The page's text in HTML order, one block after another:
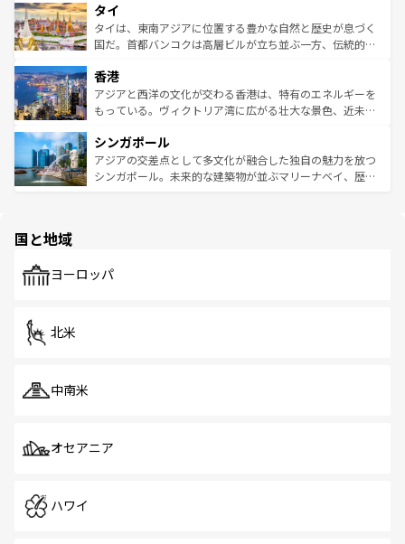
リティに包まれながら、韓国の多彩な魅力を心ゆくまで味
わってみてほしい。 なお、新着の韓国情報はコンテンツ一
覧を参照してほしい。
急速な発展と共に伝統が息づく。ハノイの古い町並みやホ
ーチミン市のフランス統治時代の建物も、独特の雰囲気を
醸し出している。また、バラエティの豊かさとおいしさで
とつ。フォーやバインミー、ベトナムコーヒーなどは、ぜ
ひ現地で味わいたい。どの地域を訪れてもあたたかい人々
が旅行者を迎えてくれるので、きっと忘れられない旅にな
参照してほしい。
タイ
タイは、東南アジアに位置する豊かな自然と歴史が息づく
国だ。首都バンコクは高層ビルが立ち並ぶ一方、伝統的な
の活気が交差している。北部ではチェンマイなどの山岳地
帯で自然と触れ合い、南部ではプーケットやクラビの美し
いビーチでリゾート気分を楽しむことができる。タイ料理
激する。気候は一年中温暖で、どの季節にも異なる楽しみ
が待っている。親しみやすいタイの人々、仏教を中心とし
た文化、そして多様な観光資源が、訪れる旅人を魅了し続
香港
アジアと西洋の文化が交わる香港は、特有のエネルギーを
もっている。ヴィクトリア湾に広がる壮大な景色、近未来
み、どこを訪れても感動するはず。観光スポットが密集し
ており、効率よく見どころを回れるのも魅力。息をのむよ
うな絶景から文化的な体験まで、香港を存分に楽しみ尽く
シンガポール
アジアの交差点として多文化が融合した独自の魅力を放つ
シンガポール。未来的な建築物が並ぶマリーナベイ、歴史
で、ホーカーズは地元の風情を楽しめる外せないスポット
国と地域
ヨーロッパ
北米
中南米
オセアニア
ハワイ